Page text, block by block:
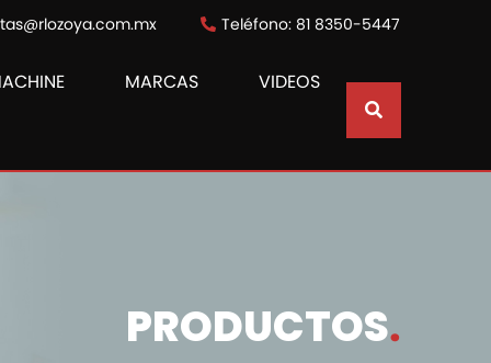
Teléfono: 81 8350-5447
MARCAS VIDEOS
PRODUCTOS.